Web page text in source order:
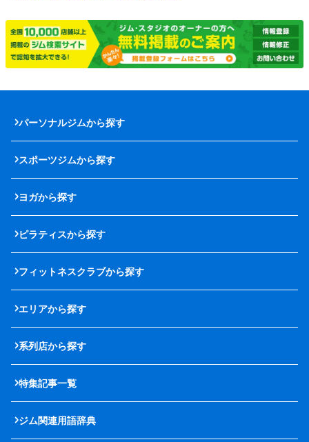
パーソナルジムから探す
スポーツジムから探す
ヨガから探す
ピラティスから探す
フィットネスクラブから探す
エリアから探す
系列店から探す
特集記事一覧
ジム関連用語辞典